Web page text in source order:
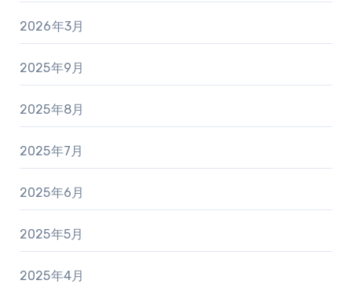
2026年3月
2025年9月
2025年8月
2025年7月
2025年6月
2025年5月
2025年4月